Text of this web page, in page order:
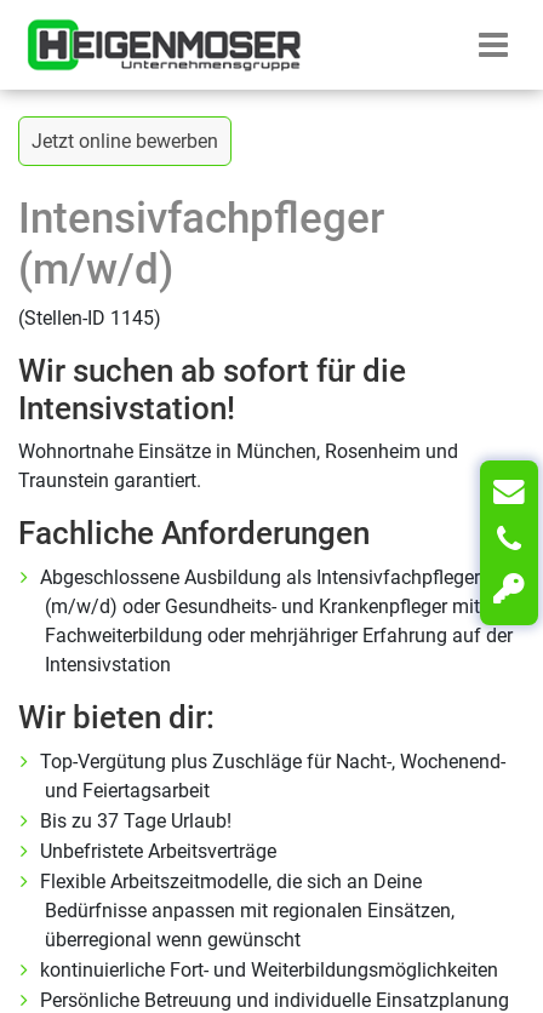
Startseite
Zurück zur vorherigen Seite
Jetzt online bewerben
Intensivfachpfleger
(m/w/d)
(Stellen-ID 1145)
Wir suchen ab sofort für die
Intensivstation!
Wohnortnahe Einsätze in München, Rosenheim und
Traunstein garantiert.
Fachliche Anforderungen
Abgeschlossene Ausbildung als Intensivfachpfleger
(m/w/d) oder Gesundheits- und Krankenpfleger mit
Fachweiterbildung oder mehrjähriger Erfahrung auf der
Intensivstation
Wir bieten dir:
Top-Vergütung plus Zuschläge für Nacht-, Wochenend-
und Feiertagsarbeit
Bis zu 37 Tage Urlaub!
Unbefristete Arbeitsverträge
Flexible Arbeitszeitmodelle, die sich an Deine
Bedürfnisse anpassen mit regionalen Einsätzen,
überregional wenn gewünscht
kontinuierliche Fort- und Weiterbildungsmöglichkeiten
Persönliche Betreuung und individuelle Einsatzplanung